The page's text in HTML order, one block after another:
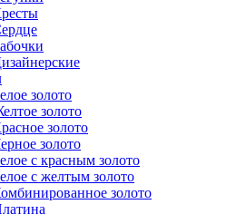
золото
золото
золото
золото
с красным золото
с желтым золото
золото